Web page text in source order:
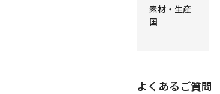
素材・生産
国
よくあるご質問